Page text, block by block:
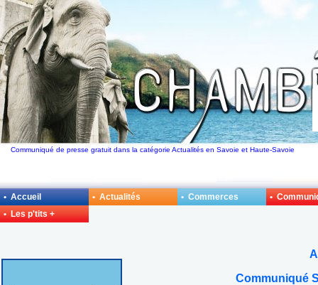
Communiqué de presse gratuit dans la catégorie Actualités en Savoie et Haute-Savoie
Communiqué
• Accueil • Actualités • Commerces
•
• Les p'tits +